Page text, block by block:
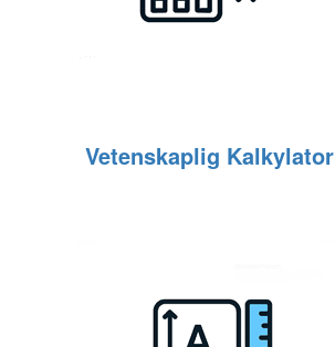
Vetenskaplig Kalkylator